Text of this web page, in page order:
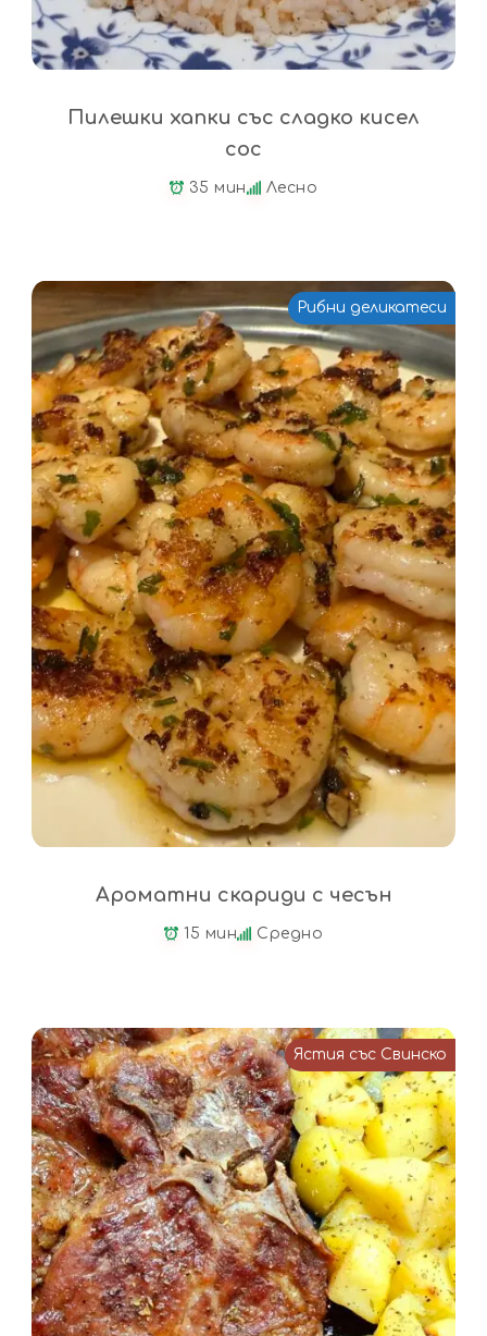
Пилешки хапки със сладко кисел
сос
35 мин Лесно
Рибни деликатеси
Ароматни скариди с чесън
15 мин Средно
Ястия със Свинско